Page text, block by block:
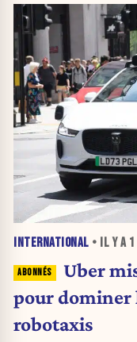
INTERNATIONAL • IL Y A
Uber
pour dominer
robotaxis